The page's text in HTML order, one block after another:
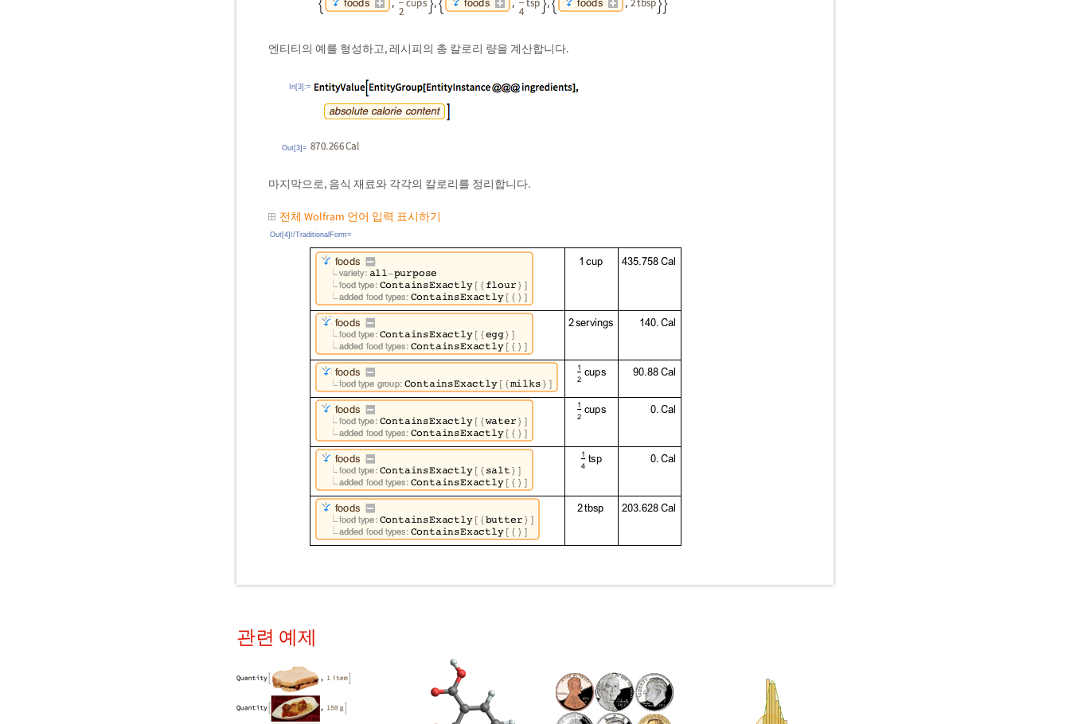
엔티티의 예를 형성하고, 레시피의 총 칼로리 량을 계산합니다.
In[3]:=
Out[3]=
마지막으로, 음식 재료와 각각의 칼로리를 정리합니다.
전체 Wolfram 언어 입력 표시하기
Out[4]//TraditionalForm=
관련 예제